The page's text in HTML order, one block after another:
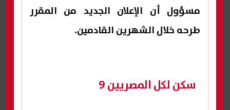
مسؤول أن الإعلان الجديد من المقرر
طرحه خلال الشهرين القادمين.
سكن لكل المصريين 9